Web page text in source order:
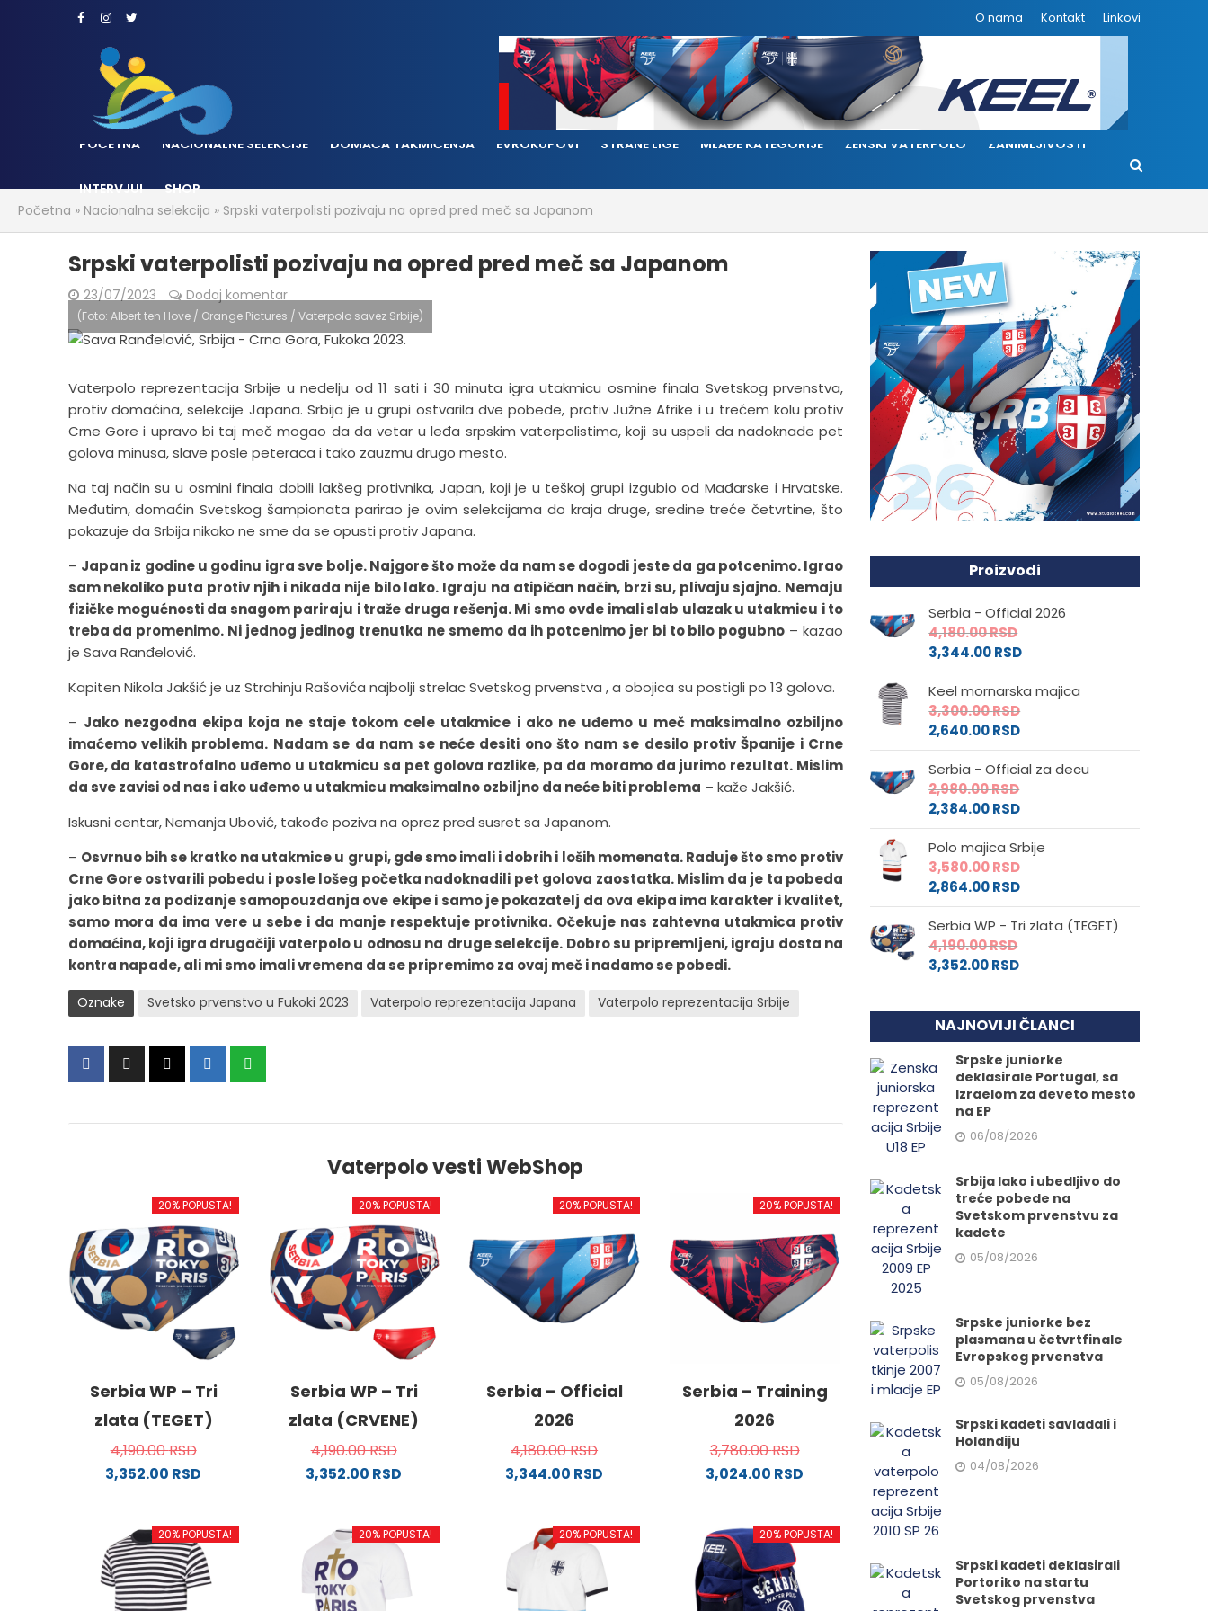
O nama Kontakt Linkovi
POČETNA NACIONALNE SELEKCIJE DOMAĆA TAKMIČENJA EVROKUPOVI STRANE LIGE MLAĐE KATEGORIJE ŽENSKI VATERPOLO ZANIMLJIVOSTI
INTERVJUI
SHOP
Početna » Nacionalna selekcija » Srpski vaterpolisti pozivaju na opred pred meč sa Japanom
Srpski vaterpolisti pozivaju na opred pred meč sa Japanom
23/07/2023 Dodaj komentar
(Foto: Albert ten Hove / Orange Pictures / Vaterpolo savez Srbije)
Vaterpolo reprezentacija Srbije u nedelju od 11 sati i 30 minuta igra utakmicu osmine finala Svetskog prvenstva,
protiv domaćina, selekcije Japana. Srbija je u grupi ostvarila dve pobede, protiv Južne Afrike i u trećem kolu protiv
Crne Gore i upravo bi taj meč mogao da da vetar u leđa srpskim vaterpolistima, koji su uspeli da nadoknade pet
golova minusa, slave posle peteraca i tako zauzmu drugo mesto.
Na taj način su u osmini finala dobili lakšeg protivnika, Japan, koji je u teškoj grupi izgubio od Mađarske i Hrvatske.
Međutim, domaćin Svetskog šampionata parirao je ovim selekcijama do kraja druge, sredine treće četvrtine, što
pokazuje da Srbija nikako ne sme da se opusti protiv Japana.
– Japan iz godine u godinu igra sve bolje. Najgore što može da nam se dogodi jeste da ga potcenimo. Igrao
sam nekoliko puta protiv njih i nikada nije bilo lako. Igraju na atipičan način, brzi su, plivaju sjajno. Nemaju
fizičke mogućnosti da snagom pariraju i traže druga rešenja. Mi smo ovde imali slab ulazak u utakmicu i to
treba da promenimo. Ni jednog jedinog trenutka ne smemo da ih potcenimo jer bi to bilo pogubno – kazao
je Sava Ranđelović.
Kapiten Nikola Jakšić je uz Strahinju Rašovića najbolji strelac Svetskog prvenstva , a obojica su postigli po 13 golova.
– Jako nezgodna ekipa koja ne staje tokom cele utakmice i ako ne uđemo u meč maksimalno ozbiljno
imaćemo velikih problema. Nadam se da nam se neće desiti ono što nam se desilo protiv Španije i Crne
Gore, da katastrofalno uđemo u utakmicu sa pet golova razlike, pa da moramo da jurimo rezultat. Mislim
da sve zavisi od nas i ako uđemo u utakmicu maksimalno ozbiljno da neće biti problema – kaže Jakšić.
Iskusni centar, Nemanja Ubović, takođe poziva na oprez pred susret sa Japanom.
– Osvrnuo bih se kratko na utakmice u grupi, gde smo imali i dobrih i loših momenata. Raduje što smo protiv
Crne Gore ostvarili pobedu i posle lošeg početka nadoknadili pet golova zaostatka. Mislim da je ta pobeda
jako bitna za podizanje samopouzdanja ove ekipe i samo je pokazatelj da ova ekipa ima karakter i kvalitet,
samo mora da ima vere u sebe i da manje respektuje protivnika. Očekuje nas zahtevna utakmica protiv
domaćina, koji igra drugačiji vaterpolo u odnosu na druge selekcije. Dobro su pripremljeni, igraju dosta na
kontra napade, ali mi smo imali vremena da se pripremimo za ovaj meč i nadamo se pobedi.
Oznake Svetsko prvenstvo u Fukoki 2023 Vaterpolo reprezentacija Japana Vaterpolo reprezentacija Srbije
Vaterpolo vesti WebShop
20% POPUSTA!
Serbia WP – Tri
zlata (TEGET)
4,190.00RSD
3,352.00 RSD
ima
više
varijanti.
Opcije
20% POPUSTA!
Serbia WP – Tri
zlata (CRVENE)
4,190.00RSD
3,352.00 RSD
ima
više
varijanti.
Opcije
20% POPUSTA!
Serbia – Official
2026
4,180.00RSD
3,344.00 RSD
ima
više
varijanti.
Opcije
20% POPUSTA!
Serbia – Training
2026
3,780.00RSD
3,024.00 RSD
ima
više
varijanti.
Opcije
20% POPUSTA! 20% POPUSTA! 20% POPUSTA! 20% POPUSTA!
Proizvodi
Serbia - Official 2026
4,180.00RSD
3,344.00RSD
Keel mornarska majica
3,300.00RSD
2,640.00RSD
Serbia - Official za decu
2,980.00RSD
2,384.00RSD
Polo majica Srbije
3,580.00RSD
2,864.00RSD
Serbia WP - Tri zlata (TEGET)
4,190.00RSD
3,352.00RSD
NAJNOVIJI ČLANCI
Srpske juniorke
deklasirale Portugal, sa
Izraelom za deveto mesto
na EP
06/08/2026
Srbija lako i ubedljivo do
treće pobede na
Svetskom prvenstvu za
kadete
05/08/2026
Srpske juniorke bez
plasmana u četvrtfinale
Evropskog prvenstva
05/08/2026
Srpski kadeti savladali i
Holandiju
04/08/2026
Srpski kadeti deklasirali
Portoriko na startu
Svetskog prvenstva